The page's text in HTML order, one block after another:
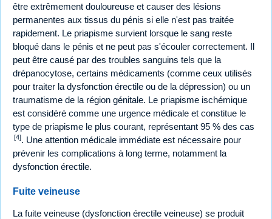
être extrêmement douloureuse et causer des lésions
permanentes aux tissus du pénis si elle n'est pas traitée
rapidement. Le priapisme survient lorsque le sang reste
bloqué dans le pénis et ne peut pas s'écouler correctement. Il
peut être causé par des troubles sanguins tels que la
drépanocytose, certains médicaments (comme ceux utilisés
pour traiter la dysfonction érectile ou de la dépression) ou un
traumatisme de la région génitale. Le priapisme ischémique
est considéré comme une urgence médicale et constitue le
type de priapisme le plus courant, représentant 95 % des cas
[4]. Une attention médicale immédiate est nécessaire pour
prévenir les complications à long terme, notamment la
dysfonction érectile.
Fuite veineuse
La fuite veineuse (dysfonction érectile veineuse) se produit